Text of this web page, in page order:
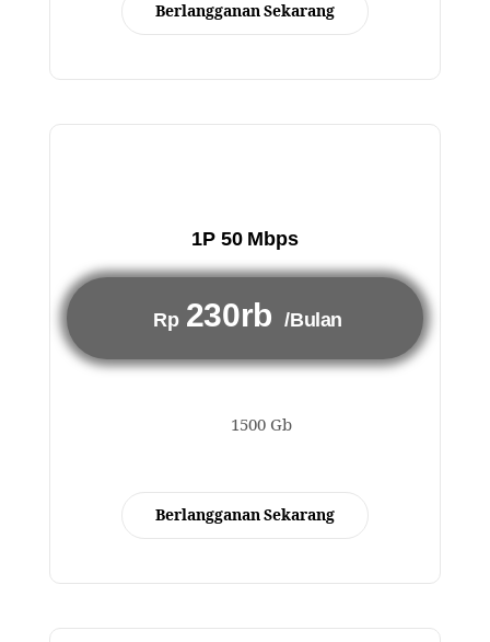
Berlangganan Sekarang
1P 50 Mbps
Rp 230rb /Bulan
1500 Gb
Berlangganan Sekarang